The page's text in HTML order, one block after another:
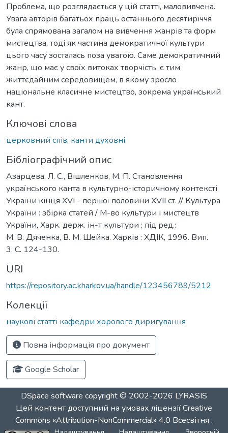
Проблема, що розглядається у цій статті, маловивчена.
Увага авторів багатьох праць останнього десятиріччя
була спрямована загалом на вивчення жанрів та форм
мистецтва, тоді як частина демократичної культури
цього часу зосталась поза увагою. Саме демократичний
жанр, що має у своїх витоках творчість, є тим
життєдайним середовищем, в якому зросло
національне класичне мистецтво, зокрема український
кант.
Ключові слова
церковний спів, канти духовні
Бібліографічний опис
Азарцева, Л. С., Вішленков, М. П. Становлення
українського канта в культурно-історичному контексті
України кінця ХVI - першої половини ХVII ст. // Культура
України : збірка статей / М-во культури і мистецтв
України, Харк. держ. ін-т культури ; під ред.:
М. В. Дяченка, В. М. Шейка. Харків : ХДІК, 1996. Вип.
3. С. 124-130.
URI
https://repository.ac.kharkov.ua/handle/123456789/5212
Колекції
наукові статті кафедри хорового диригування
Повна інформація про документ
Google Scholar
DSpace software copyright © 2002-2026 LYRASIS
Цей контент доступний на умовах ліцензіїCreative
Commons «Attribution-NonCommercial» 4.0 Всесвітня .